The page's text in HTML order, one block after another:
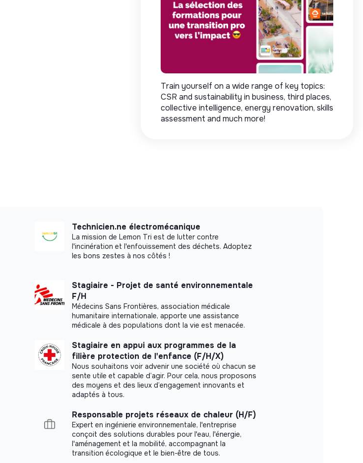
Train yourself on a wide range of key topics:
CSR and sustainability in business, third places,
collective intelligence, energy renovation, skills
assessment and much more!
Technicien.ne électromécanique
La mission de Lemon Tri est de lutter contre
l'incinération et l'enfouissement des déchets. Adoptez
les bons zestes à nos côtés !
Stagiaire - Projet de santé environnementale
F/H
Médecins Sans Frontières, association médicale
humanitaire internationale, apporte une assistance
médicale à des populations dont la vie est menacée.
Stagiaire en appui aux programmes de la
filière protection de l'enfance (F/H/X)
Nous souhaitons voir advenir une société où chacun se
sente utile et capable d’agir. Pour cela, nous proposons
des moyens et des lieux d’engagement innovants et
adaptés à tous.
Responsable projets réseaux de chaleur (H/F)
Expert en ingénierie environnementale, l'entreprise
conçoit des solutions durables pour l'eau, l'énergie,
l'aménagement et la mobilité, accompagnant la
transition écologique et le bien-être de tous.